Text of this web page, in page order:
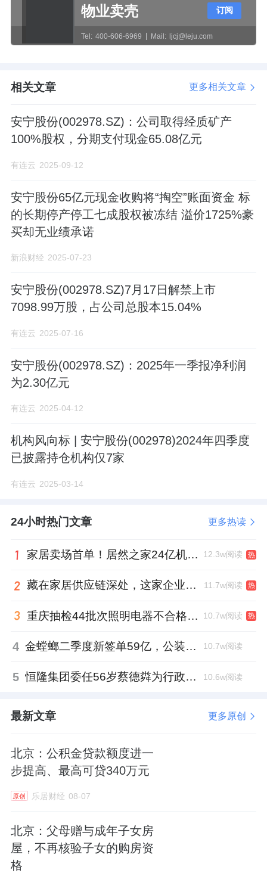
物业卖壳
Tel: 400-606-6969 Mail: ljcj@leju.com
订阅
相关文章 更多相关文章
安宁股份(002978.SZ)：公司取得经质矿产
100%股权，分期支付现金65.08亿元
有连云 2025-09-12
安宁股份65亿元现金收购将“掏空”账面资金 标
的长期停产停工七成股权被冻结 溢价1725%豪
买却无业绩承诺
新浪财经 2025-07-23
安宁股份(002978.SZ)7月17日解禁上市
7098.99万股，占公司总股本15.04%
有连云 2025-07-16
安宁股份(002978.SZ)：2025年一季报净利润
为2.30亿元
有连云 2025-04-12
机构风向标 | 安宁股份(002978)2024年四季度
已披露持仓机构仅7家
有连云 2025-03-14
24小时热门文章 更多热读
家居卖场首单！居然之家24亿机构间REITs获深交所无异议函 12.3w阅读 热
藏在家居供应链深处，这家企业正在悄悄转型 11.7w阅读 热
重庆抽检44批次照明电器不合格，木林森全资子公司被点名 10.7w阅读 热
4 金螳螂二季度新签单59亿，公装业务贡献逾八成 10.7w阅读
5 恒隆集团委任56岁蔡德粦为行政总裁、年薪2052万港元，曾任星巴克中国CEO 10.6w阅读
最新文章 更多原创
北京：公积金贷款额度进一
步提高、最高可贷340万元
原创 乐居财经 08-07
北京：父母赠与成年子女房
屋，不再核验子女的购房资
格